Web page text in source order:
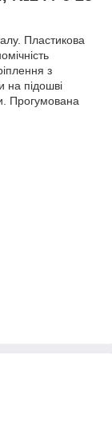
Пластикова
з
на підошві
Прогумована